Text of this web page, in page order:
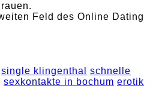
Feld des Online Dating
single klingenthal
schnelle
sexkontakte in bochum erotik